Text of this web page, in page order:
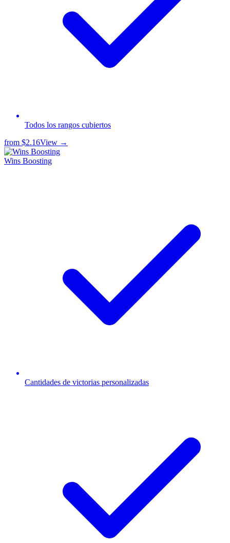
Todos los rangos cubiertos
from $2.16View →
Wins Boosting
Cantidades de victorias personalizadas